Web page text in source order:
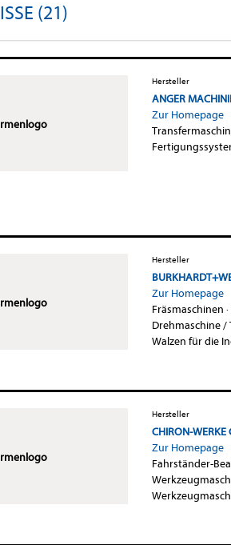
(21)
Hersteller
ANGER
Zur Homepage
Hersteller
Zur Homepage
Fräsmaschinen ·
Drehmaschine /
Walzen für die
Hersteller
CHIRON-
Zur Homepage
Fahrständer-